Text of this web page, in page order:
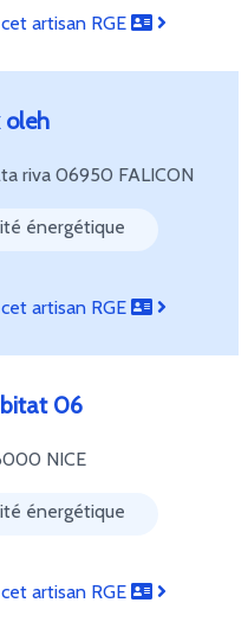
artisan RGE
oleh
riva 06950 FALICON
énergétique
artisan RGE
06
NICE
énergétique
artisan RGE